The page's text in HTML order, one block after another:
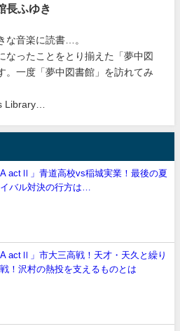
長ふゆき
な音楽に読書…。
なったことをとり揃えた「夢中図
。一度「夢中図書館」を訪れてみ
Library…
A actⅡ」青道高校vs稲城実業！最後の夏
バル対決の行方は…
A actⅡ」市大三高戦！天才・天久と繰り
！沢村の熱投を支えるものとは